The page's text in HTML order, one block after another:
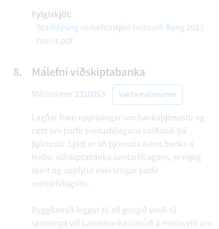
Fylgiskjöl:
Starfslýsing verkefnastjóri heilsuefl Rang 2023
hreint.pdf
8. Málefni viðskiptabanka
Málsnúmer 2310053 Vakta málsnúmer
Lagðar fram upplýsingar um bankaþjónustu og
rætt um þarfir sveitarfélagsins varðandi þá
þjónustu. Ljóst er að þjónusta Arion banka á
Hellu, viðskiptabanka sveitarfélagsins, er mjög
skert og uppfyllir ekki lengur þarfir
sveitarfélagsins.
Byggðarráð leggur til að gengið verði til
samninga við Landsbankaútibúið á Hvolsvelli um